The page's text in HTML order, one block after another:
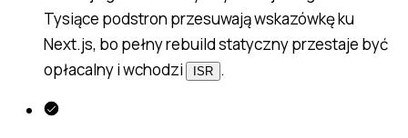
Tysiące podstron przesuwają wskazówkę ku
Next.js, bo pełny rebuild statyczny przestaje być
opłacalny i wchodzi
ISR .